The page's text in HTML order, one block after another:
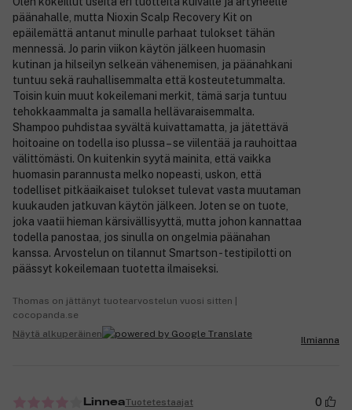
päänahalle, mutta Nioxin Scalp Recovery Kit on
epäilemättä antanut minulle parhaat tulokset tähän
mennessä. Jo parin viikon käytön jälkeen huomasin
kutinan ja hilseilyn selkeän vähenemisen, ja päänahkani
tuntuu sekä rauhallisemmalta että kosteutetummalta.
Toisin kuin muut kokeilemani merkit, tämä sarja tuntuu
tehokkaammalta ja samalla hellävaraisemmalta.
Shampoo puhdistaa syvältä kuivattamatta, ja jätettävä
hoitoaine on todella iso plussa – se viilentää ja rauhoittaa
välittömästi. On kuitenkin syytä mainita, että vaikka
huomasin parannusta melko nopeasti, uskon, että
todelliset pitkäaikaiset tulokset tulevat vasta muutaman
kuukauden jatkuvan käytön jälkeen. Joten se on tuote,
joka vaatii hieman kärsivällisyyttä, mutta johon kannattaa
todella panostaa, jos sinulla on ongelmia päänahan
kanssa. Arvostelun on tilannut Smartson - testipilotti on
päässyt kokeilemaan tuotetta ilmaiseksi.
Thomas on jättänyt tuotearvostelun vuosi sitten |
cocopanda.se
Näytä alkuperäinen
Ilmianna
LinneaTuotetestaajat 0